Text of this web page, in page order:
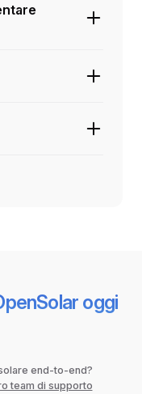
oggi
end-to-end?
team di supporto